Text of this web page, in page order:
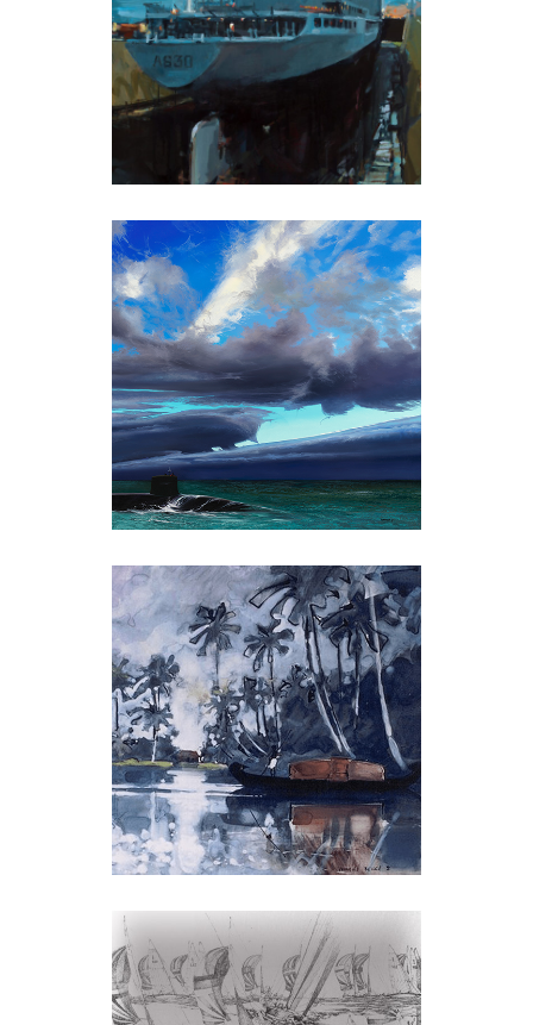
Eric Bari
Michèle Battut
François Bellec